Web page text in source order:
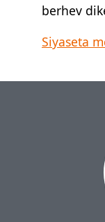
berhev
Siyaseta